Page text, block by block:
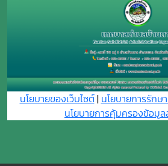
นโยบายของเว็บไซต์| นโยบายการรัก
นโยบายการคุ้มครองข้อมู